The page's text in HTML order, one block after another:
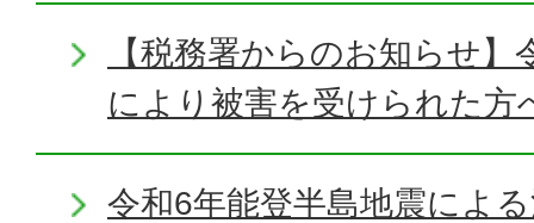
【税務署からのお知らせ
により被害を受けられた方
令和6年能登半島地震によ